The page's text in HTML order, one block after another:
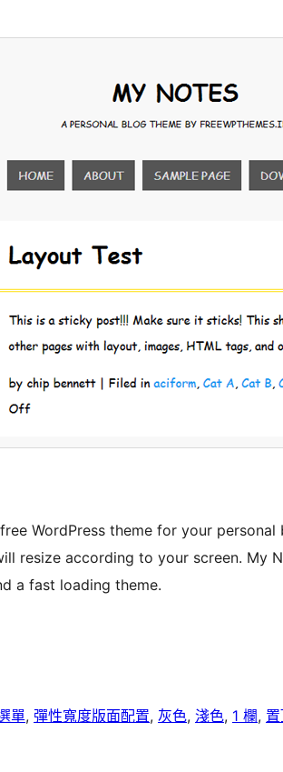
WordPress theme for your
resize according to your screen. My
a fast loading theme.
單, 彈性寬度版面配置, 灰色, 淺色, 1 欄,